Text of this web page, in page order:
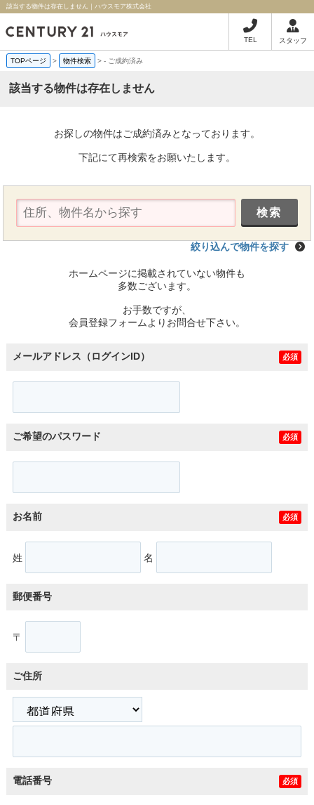
該当する物件は存在しません｜ハウスモア株式会社
TEL スタッフ
TOPページ > 物件検索 >- ご成約済み
該当する物件は存在しません
お探しの物件はご成約済みとなっております。
下記にて再検索をお願いたします。
絞り込んで物件を探す
ホームページに掲載されていない物件も
多数ございます。
お手数ですが、
会員登録フォームよりお問合せ下さい。
メールアドレス（ログインID） 必須
ご希望のパスワード 必須
お名前 必須
姓 名
郵便番号
〒
ご住所
電話番号 必須